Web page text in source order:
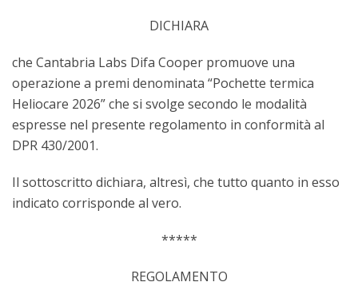
DICHIARA
che Cantabria Labs Difa Cooper promuove una
operazione a premi denominata “Pochette termica
Heliocare 2026” che si svolge secondo le modalità
espresse nel presente regolamento in conformità al
DPR 430/2001.
Il sottoscritto dichiara, altresì, che tutto quanto in esso
indicato corrisponde al vero.
*****
REGOLAMENTO